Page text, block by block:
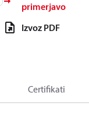
primerjavo
Izvoz PDF
Certifikati